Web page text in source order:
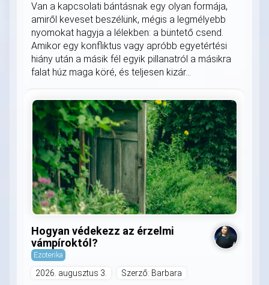
Van a kapcsolati bántásnak egy olyan formája,
amiről keveset beszélünk, mégis a legmélyebb
nyomokat hagyja a lélekben: a büntető csend.
Amikor egy konfliktus vagy apróbb egyetértési
hiány után a másik fél egyik pillanatról a másikra
falat húz maga köré, és teljesen kizár...
Hogyan védekezz az érzelmi
vámpíroktól?
Ezoterika
2026. augusztus 3. Szerző: Barbara